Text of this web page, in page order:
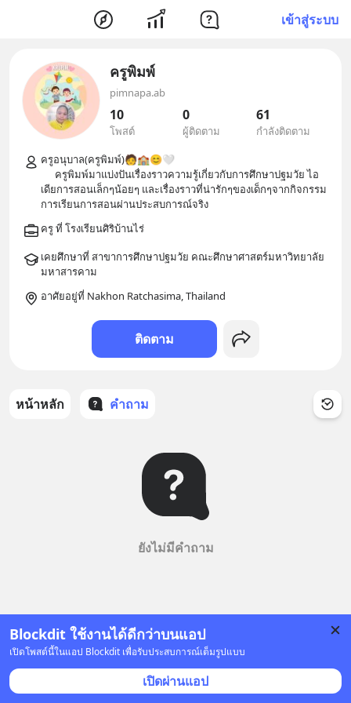
เข้าสู่ระบบ
Blockdit ใช้งานได้ดีกว่าบนแอป
เปิดโพสต์นี้ในแอป Blockdit เพื่อรับประสบการณ์เต็มรูปแบบ
เปิดผ่านแอป
ครูพิมพ์
pimnapa.ab
10
โพสต์
0
ผู้ติดตาม
61
กำลังติดตาม
ครูอนุบาล(ครูพิมพ์)🧑🏫😊🤍
เดียการสอนเล็กๆน้อยๆ และเรื่องราวที่น่ารักๆของเด็กๆจากกิจกรรม
เคยศึกษาที่ สาขาการศึกษาปฐมวัย คณะศึกษาศาสตร์มหาวิทยาลัย
อาศัยอยู่ที่ Nakhon Ratchasima, Thailand
ติดตาม
หน้าหลัก คำถาม
ยังไม่มีคำถาม